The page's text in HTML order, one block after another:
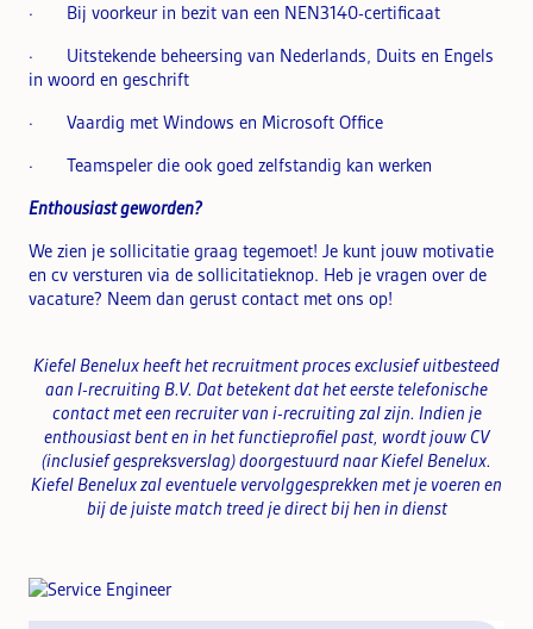
· Bij voorkeur in bezit van een NEN3140-certificaat
· Uitstekende beheersing van Nederlands, Duits en Engels
in woord en geschrift
· Vaardig met Windows en Microsoft Office
· Teamspeler die ook goed zelfstandig kan werken
Enthousiast geworden?
We zien je sollicitatie graag tegemoet! Je kunt jouw motivatie
en cv versturen via de sollicitatieknop. Heb je vragen over de
vacature? Neem dan gerust contact met ons op!
Kiefel Benelux heeft het recruitment proces exclusief uitbesteed
aan I-recruiting B.V. Dat betekent dat het eerste telefonische
contact met een recruiter van i-recruiting zal zijn. Indien je
enthousiast bent en in het functieprofiel past, wordt jouw CV
(inclusief gespreksverslag) doorgestuurd naar Kiefel Benelux.
Kiefel Benelux zal eventuele vervolggesprekken met je voeren en
bij de juiste match treed je direct bij hen in dienst